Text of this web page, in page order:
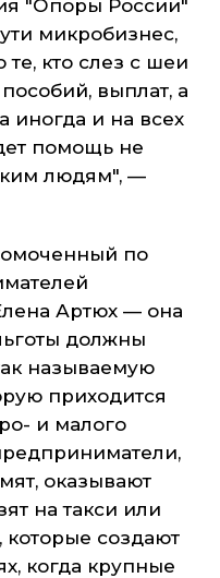
"Опоры России"
микробизнес,
кто слез с шеи
выплат, а
иногда и на всех
помощь не
людям", —
по
Артюх — она
должны
называемую
приходится
и малого
оказывают
на такси или
создают
когда крупные